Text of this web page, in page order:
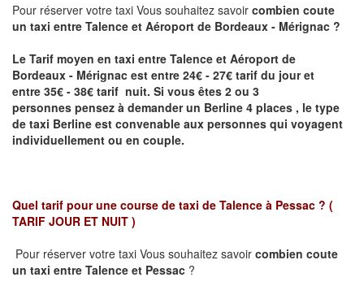
Pour réserver votre taxi Vous souhaitez savoir combien coute
un taxi entre Talence et Aéroport de Bordeaux - Mérignac ?
Le Tarif moyen en taxi entre Talence et Aéroport de
Bordeaux - Mérignac est entre 24€ - 27€ tarif du jour et
entre 35€ - 38€ tarif nuit. Si vous êtes 2 ou 3
personnes pensez à demander un Berline 4 places , le type
de taxi Berline est convenable aux personnes qui voyagent
individuellement ou en couple.
Quel tarif pour une course de taxi de Talence à Pessac ? (
TARIF JOUR ET NUIT )
Pour réserver votre taxi Vous souhaitez savoir combien coute
un taxi entre Talence et Pessac ?